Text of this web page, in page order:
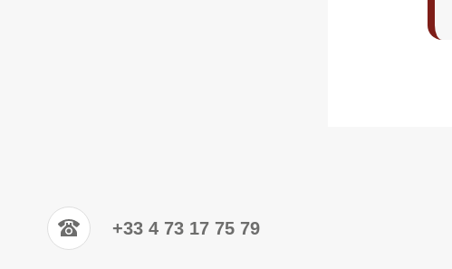
+33 4 73 17 75 79